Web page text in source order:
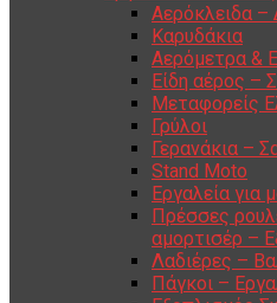
Αερόκλειδα –
Καρυδάκια
Αερόμετρα &
Είδη αέρος –
Μεταφορείς
Γρύλοι
Γερανάκια –
Stand Moto
Εργαλεία για
Πρέσσες
αμορτισέρ –
Λαδιέρες –
Πάγκοι –